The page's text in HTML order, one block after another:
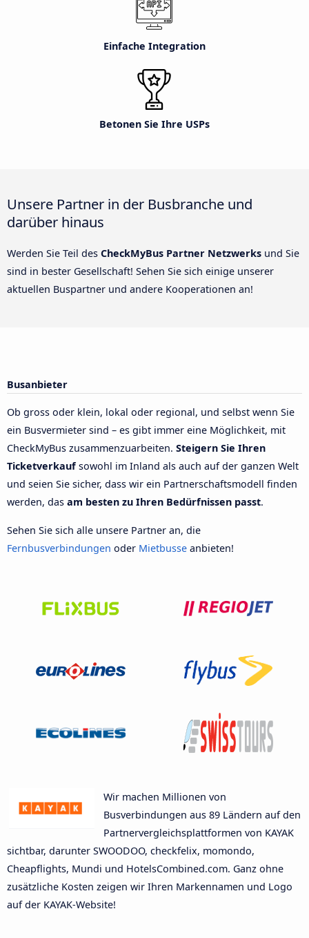
Einfache Integration
Betonen Sie Ihre USPs
Unsere Partner in der Busbranche und
darüber hinaus
Werden Sie Teil des CheckMyBus Partner Netzwerks und Sie
sind in bester Gesellschaft! Sehen Sie sich einige unserer
aktuellen Buspartner und andere Kooperationen an!
Busanbieter
Ob gross oder klein, lokal oder regional, und selbst wenn Sie
ein Busvermieter sind – es gibt immer eine Möglichkeit, mit
CheckMyBus zusammenzuarbeiten. Steigern Sie Ihren
Ticketverkauf sowohl im Inland als auch auf der ganzen Welt
und seien Sie sicher, dass wir ein Partnerschaftsmodell finden
werden, das am besten zu Ihren Bedürfnissen passt.
Sehen Sie sich alle unsere Partner an, die
Fernbusverbindungen oder Mietbusse anbieten!
Wir machen Millionen von
Busverbindungen aus 89 Ländern auf den
Partnervergleichsplattformen von KAYAK
sichtbar, darunter SWOODOO, checkfelix, momondo,
Cheapflights, Mundi und HotelsCombined.com. Ganz ohne
zusätzliche Kosten zeigen wir Ihren Markennamen und Logo
auf der KAYAK-Website!